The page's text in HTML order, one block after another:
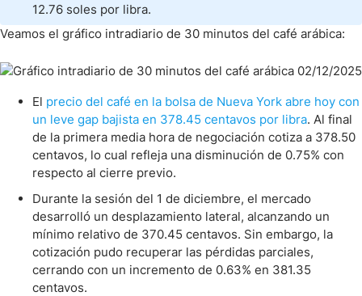
12.76 soles por libra.
Veamos el gráfico intradiario de 30 minutos del café arábica:
El precio del café en la bolsa de Nueva York abre hoy con
un leve gap bajista en 378.45 centavos por libra. Al final
de la primera media hora de negociación cotiza a 378.50
centavos, lo cual refleja una disminución de 0.75% con
respecto al cierre previo.
Durante la sesión del 1 de diciembre, el mercado
desarrolló un desplazamiento lateral, alcanzando un
mínimo relativo de 370.45 centavos. Sin embargo, la
cotización pudo recuperar las pérdidas parciales,
cerrando con un incremento de 0.63% en 381.35
centavos.